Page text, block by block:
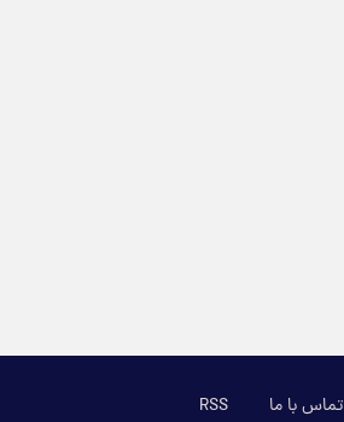
تماس با ما RSS